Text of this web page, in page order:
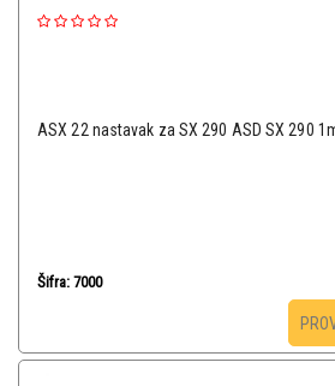
ASX 22 nastavak za SX 290 ASD SX 290
Šifra: 7000